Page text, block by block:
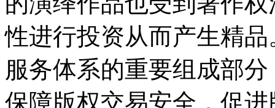
性进行投资从而产生精
服务体系的重要组成部
保障版权交易安全，促